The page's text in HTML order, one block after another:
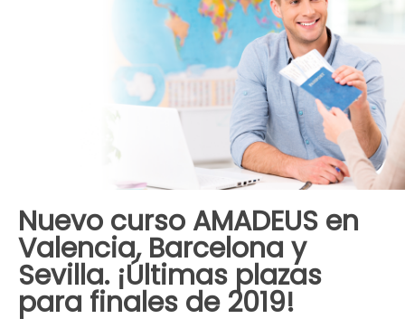
Nuevo curso AMADEUS en
Valencia, Barcelona y
Sevilla. ¡Últimas plazas
para finales de 2019!